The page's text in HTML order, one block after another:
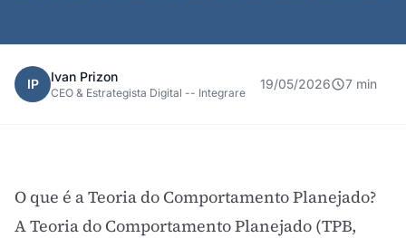
IP Ivan Prizon
CEO & Estrategista Digital -- Integrare
19/05/2026 7 min
O que é a Teoria do Comportamento Planejado?
A Teoria do Comportamento Planejado (TPB,